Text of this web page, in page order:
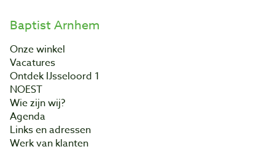
Baptist Arnhem
Onze winkel
Vacatures
Ontdek IJsseloord 1
NOEST
Wie zijn wij?
Agenda
Links en adressen
Werk van klanten